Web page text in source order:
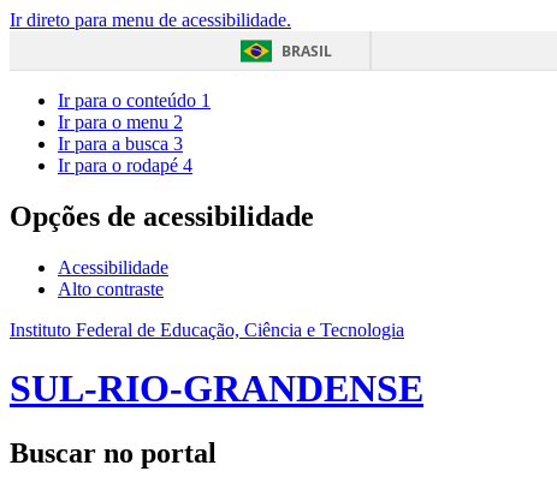
Ir direto para menu de acessibilidade.
BRASIL
Ir para o conteúdo 1
Ir para o menu 2
Ir para a busca 3
Ir para o rodapé 4
Opções de acessibilidade
Acessibilidade
Alto contraste
Instituto Federal de Educação, Ciência e Tecnologia
SUL-RIO-GRANDENSE
Buscar no portal